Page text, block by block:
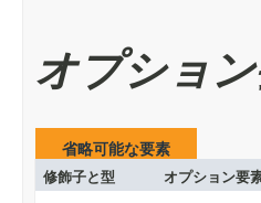
オプショ
省略可能な要素
修飾子と型 オプション要